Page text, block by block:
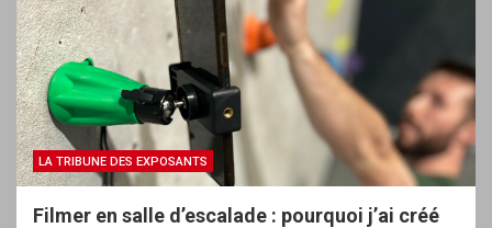
LA TRIBUNE DES EXPOSANTS
Filmer en salle d’escalade : pourquoi j’ai créé